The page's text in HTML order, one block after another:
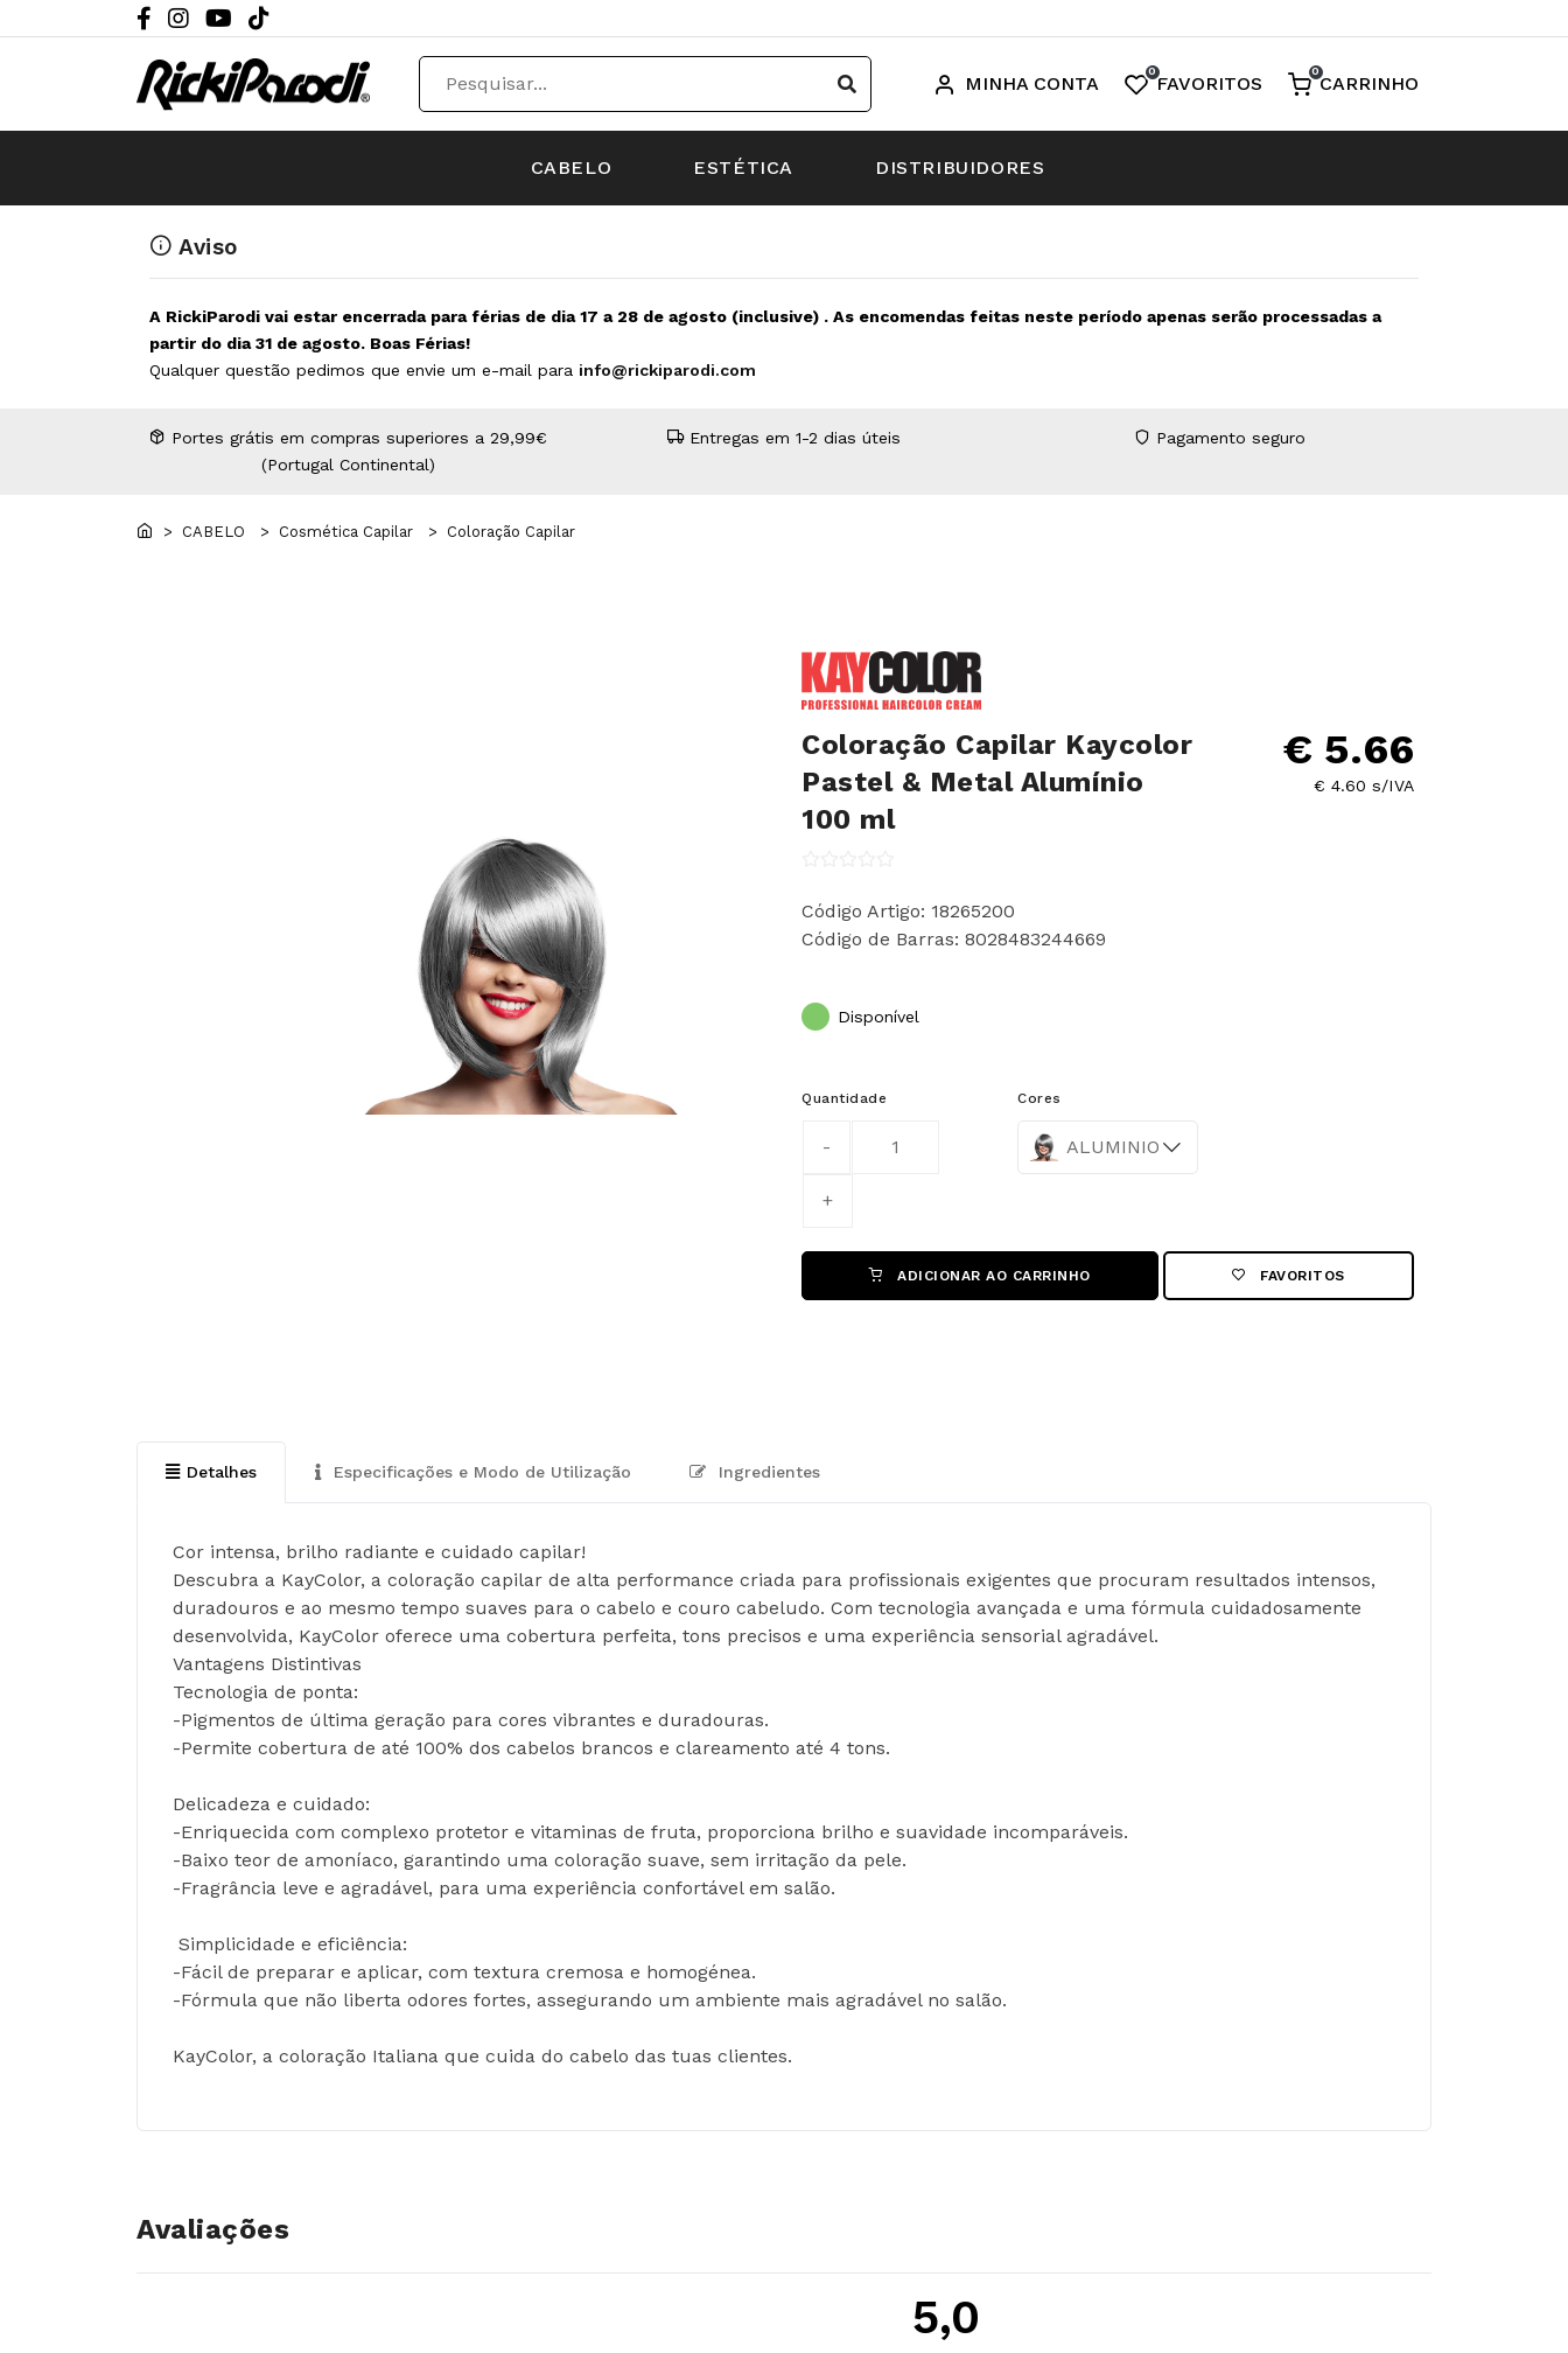
MINHA CONTA
0
FAVORITOS
0
CARRINHO
CABELO ESTÉTICA DISTRIBUIDORES
Aviso
A RickiParodi vai estar encerrada para férias de dia 17 a 28 de agosto (inclusive) . As encomendas feitas neste período apenas serão processadas a
partir do dia 31 de agosto. Boas Férias!
Qualquer questão pedimos que envie um e-mail para info@rickiparodi.com
Portes grátis em compras superiores a 29,99€
(Portugal Continental)
Entregas em 1-2 dias úteis Pagamento seguro
> CABELO > Cosmética Capilar > Coloração Capilar
Coloração Capilar Kaycolor
Pastel & Metal Alumínio
100 ml
€ 5.66
€ 4.60 s/IVA
Código Artigo: 18265200
Código de Barras: 8028483244669
Disponível
Quantidade Cores
Color
ALUMINIO
ADICIONAR AO CARRINHO FAVORITOS
Detalhes Especificações e Modo de Utilização Ingredientes
Cor intensa, brilho radiante e cuidado capilar!
Descubra a KayColor, a coloração capilar de alta performance criada para profissionais exigentes que procuram resultados intensos,
duradouros e ao mesmo tempo suaves para o cabelo e couro cabeludo. Com tecnologia avançada e uma fórmula cuidadosamente
desenvolvida, KayColor oferece uma cobertura perfeita, tons precisos e uma experiência sensorial agradável.
Vantagens Distintivas
Tecnologia de ponta:
-Pigmentos de última geração para cores vibrantes e duradouras.
-Permite cobertura de até 100% dos cabelos brancos e clareamento até 4 tons.
Delicadeza e cuidado:
-Enriquecida com complexo protetor e vitaminas de fruta, proporciona brilho e suavidade incomparáveis.
-Baixo teor de amoníaco, garantindo uma coloração suave, sem irritação da pele.
-Fragrância leve e agradável, para uma experiência confortável em salão.
Simplicidade e eficiência:
-Fácil de preparar e aplicar, com textura cremosa e homogénea.
-Fórmula que não liberta odores fortes, assegurando um ambiente mais agradável no salão.
KayColor, a coloração Italiana que cuida do cabelo das tuas clientes.
Avaliações
5,0